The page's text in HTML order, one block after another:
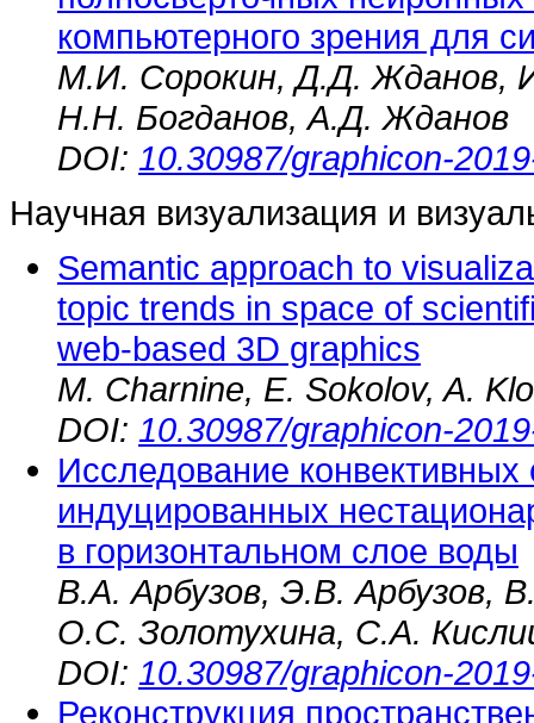
компьютерного зрения для
М.И. Сорокин, Д.Д. Жданов,
Н.Н. Богданов, А.Д. Жданов
DOI: 10.30987/graphicon-
Научная визуализация и
Semantic approach to
topic trends in space of
web-based 3D graphics
M. Charnine, E. Sokolov, A.
DOI: 10.30987/graphicon-
Исследование конвективных
индуцированных
в горизонтальном слое воды
В.А. Арбузов, Э.В. Арбузов,
О.С. Золотухина, С.А.
DOI: 10.30987/graphicon-
Реконструкция